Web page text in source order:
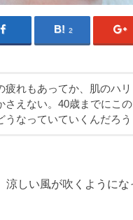
2
疲れもあってか、肌のハ
さえない。40歳までにこ
うなっていていくんだろう
涼しい風が吹くようにな